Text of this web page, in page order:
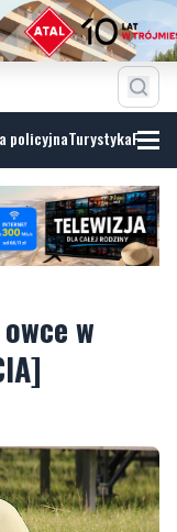
policyjnaTurystyka
w